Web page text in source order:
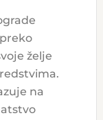
želje
na